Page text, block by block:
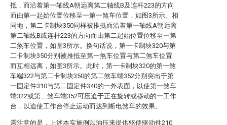
抵，而沿着第一轴线A朝远离第二轴线B及连杆223的方向
而由第一起始位置位移至一第一煞车位置，如图3所示。相
同地，第二卡制块350同样被推抵而沿着第一轴线A朝远离
第二轴线B或连杆223的方向而由第二起始位置位移至一第
二煞车位置，如图3所示。换句话说，第一卡制块320与第
二卡制块350分别被推抵至第一煞车位置与第二煞车位置
而互相远离，如图3所示。此时，第一卡制块320的第一煞
车端322与第二卡制块350的第二煞车端352分别突出于第
一固定件310与第二固定件340的一外表面，以使第一煞车
端322或第二煞车端352可压迫于正在旋转或移动的一工作
台，以迫使工作台停止运动而达到断电煞车的效果。
需注意的是，上述本实施例以油压来提供驱使驱动件210